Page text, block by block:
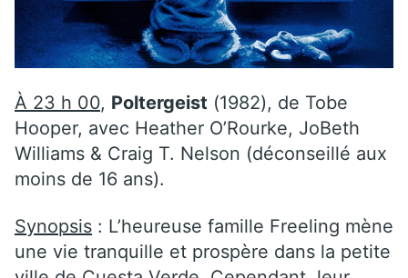
À 23 h 00, Poltergeist (1982), de Tobe
Hooper, avec Heather O’Rourke, JoBeth
Williams & Craig T. Nelson (déconseillé aux
moins de 16 ans).
Synopsis : L’heureuse famille Freeling mène
une vie tranquille et prospère dans la petite